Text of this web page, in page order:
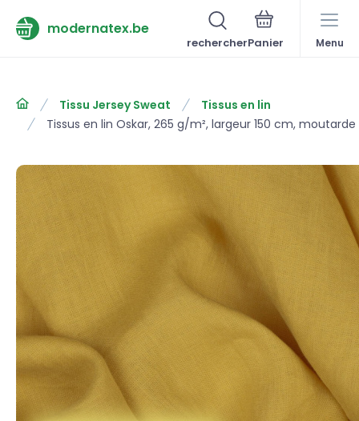
modernatex.be
rechercher Menu
Tissu Jersey Sweat
Tissus en lin
Tissus en lin Oskar, 265 g/m², largeur 150 cm, moutarde